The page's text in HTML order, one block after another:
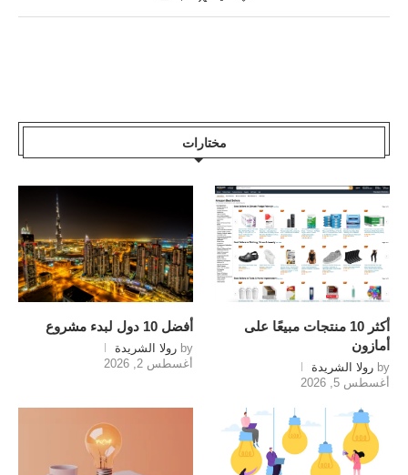
مختارات
أكثر 10 منتجات مبيعًا على
أمازون
by رولا الشريدة
أغسطس 5, 2026
أفضل 10 دول لبدء مشروع
by رولا الشريدة
أغسطس 2, 2026